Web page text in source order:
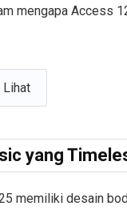
mengapa Access
yang
memiliki desain